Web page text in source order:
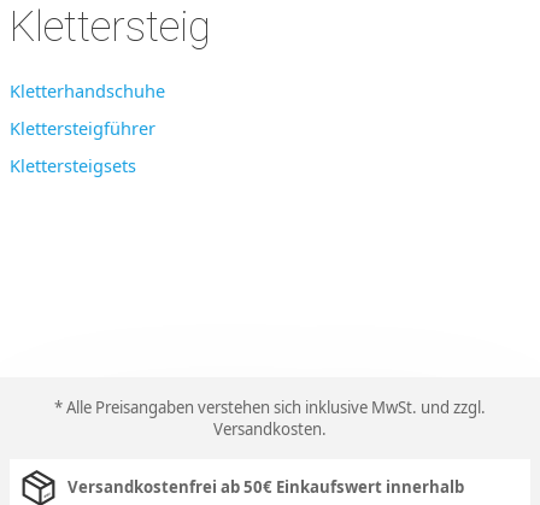
Klettersteig
Kletterhandschuhe
Klettersteigführer
Klettersteigsets
* Alle Preisangaben verstehen sich inklusive MwSt. und zzgl.
Versandkosten.
Versandkostenfrei ab 50€ Einkaufswert innerhalb